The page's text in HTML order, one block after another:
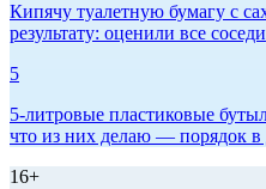
Кипячу туалетную бумагу с
результату: оценили все соседи
5
5-литровые пластиковые
что из них делаю — порядок в
16+